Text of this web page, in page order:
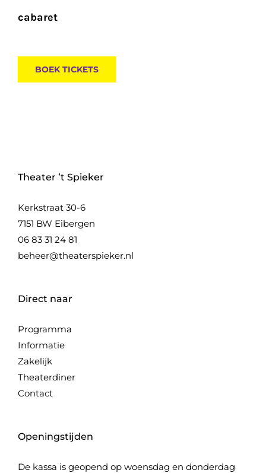
cabaret
BOEK TICKETS
Theater ’t Spieker
Kerkstraat 30-6
7151 BW Eibergen
06 83 31 24 81
beheer@theaterspieker.nl
Direct naar
Programma
Informatie
Zakelijk
Theaterdiner
Contact
Openingstijden
De kassa is geopend op woensdag en donderdag